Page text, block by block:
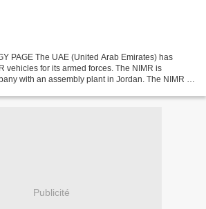
PAGE The UAE (United Arab Emirates) has
vehicles for its armed forces. The NIMR is
with an assembly plant in Jordan. The NIMR is
Publicité